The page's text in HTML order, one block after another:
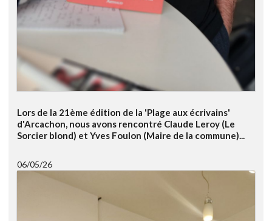
Lors de la 21ème édition de la 'Plage aux écrivains'
d'Arcachon, nous avons rencontré Claude Leroy (Le
Sorcier blond) et Yves Foulon (Maire de la commune)...
06/05/26